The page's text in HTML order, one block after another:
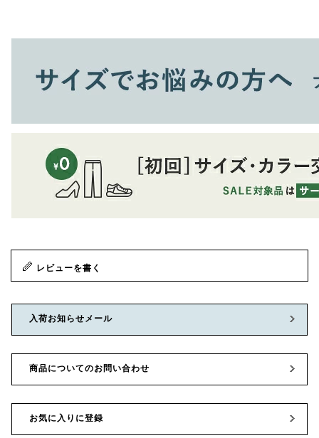
レビューを書く
入荷お知らせメール
商品についてのお問い合わせ
お気に入りに登録